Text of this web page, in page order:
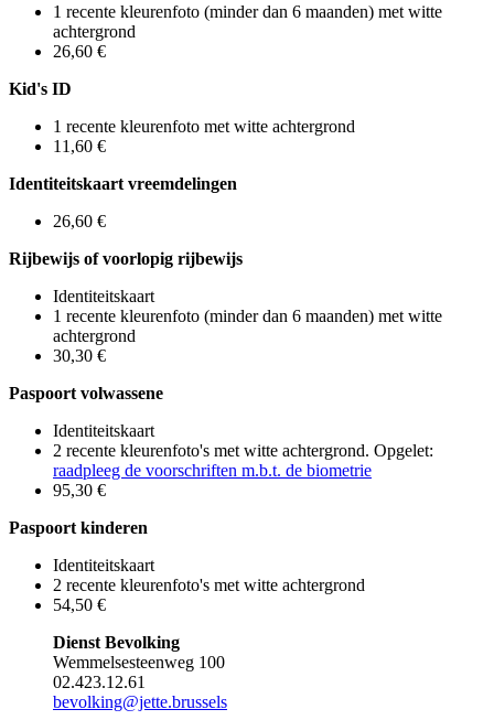
1 recente kleurenfoto (minder dan 6 maanden) met witte
achtergrond
26,60 €
Kid's ID
1 recente kleurenfoto met witte achtergrond
11,60 €
Identiteitskaart vreemdelingen
26,60 €
Rijbewijs of voorlopig rijbewijs
Identiteitskaart
1 recente kleurenfoto (minder dan 6 maanden) met witte
achtergrond
30,30 €
Paspoort volwassene
Identiteitskaart
2 recente kleurenfoto's met witte achtergrond. Opgelet:
raadpleeg de voorschriften m.b.t. de biometrie
95,30 €
Paspoort kinderen
Identiteitskaart
2 recente kleurenfoto's met witte achtergrond
54,50 €
Dienst Bevolking
Wemmelsesteenweg 100
02.423.12.61
bevolking@jette.brussels